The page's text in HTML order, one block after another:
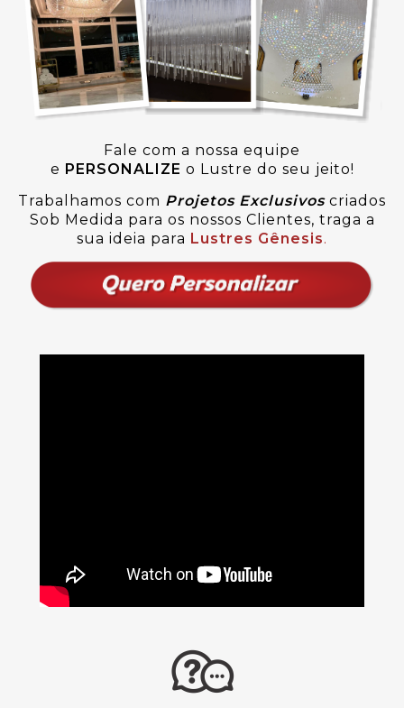
Fale com a nossa equipe
e PERSONALIZE o Lustre do seu jeito!
Trabalhamos com Projetos Exclusivoscriados
Sob Medida para os nossos Clientes, traga a
sua ideia para Lustres Gênesis.